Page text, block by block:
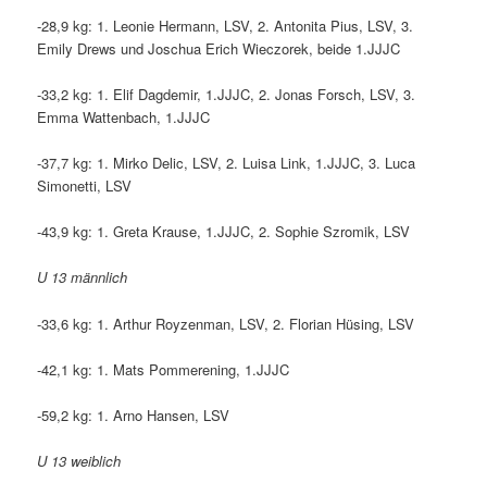
-28,9 kg: 1. Leonie Hermann, LSV, 2. Antonita Pius, LSV, 3.
Emily Drews und Joschua Erich Wieczorek, beide 1.JJJC
-33,2 kg: 1. Elif Dagdemir, 1.JJJC, 2. Jonas Forsch, LSV, 3.
Emma Wattenbach, 1.JJJC
-37,7 kg: 1. Mirko Delic, LSV, 2. Luisa Link, 1.JJJC, 3. Luca
Simonetti, LSV
-43,9 kg: 1. Greta Krause, 1.JJJC, 2. Sophie Szromik, LSV
U 13 männlich
-33,6 kg: 1. Arthur Royzenman, LSV, 2. Florian Hüsing, LSV
-42,1 kg: 1. Mats Pommerening, 1.JJJC
-59,2 kg: 1. Arno Hansen, LSV
U 13 weiblich